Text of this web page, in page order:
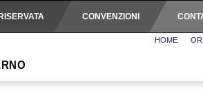
CONVENZIONI
HOME